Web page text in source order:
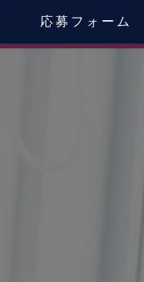
応募フォーム